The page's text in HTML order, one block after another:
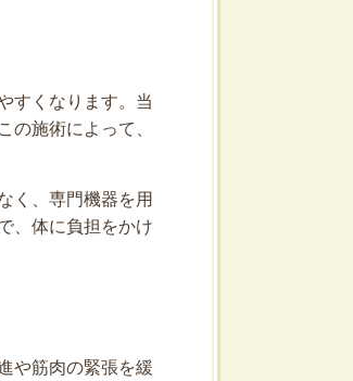
すくなります。当
の施術によって、
く、専門機器を用
、体に負担をかけ
や筋肉の緊張を緩